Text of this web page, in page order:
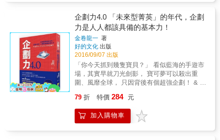
「製作圖示」了吧？ 如果你擔心自己沒「創
意」，大可放心。 其實圖解不需要「創意」，
只需要基本概念便可以製圖。 只要有一點基礎
概念就夠了，而且也可以利用小抄。 許多視覺
設計師、設計研究家與認知科學家多年來為我
們累積了眾多優秀作品，我們可以向他們借
鑑，大膽活用這些知識，對非專業設計師也很
有幫助。 「製作圖示」的技巧，不過就是活用
「基礎的設計知識」罷了。 如果你不是以成為
設計師為志業的話，有沒有創意與才能都不是
可。 本書會介紹世界各地的許多優秀範例，希
望你可以擷取它們的優點。 不過，在這之前，
如果你先了解圖解的基本概念，就能更有效率
頂尖廣告大師告訴你，寫文案不是靠靈感，而
是靠方法！ 掌握正確方法，就能寫出讓人忘都
忘不掉的洗腦金句， 從今天開始，跟絞盡腦汁
寫不出文案的你說再見！ ※附贈表達力祕方
MEMO，可以剪下來放在你的萬用手冊中，讓
你隨身攜帶、隨時可用！
心中的欲望，示範了內容生產者提出「細膩的
企劃」撫慰大眾的職責所在。本書作者對此提
出近身解讀，分享韓國影視逼近本質並提供滿
足──能讓人緊守60分鐘──的內容企劃力。 ▌
如何讀取不同世代的心理風景，反映出新的企
不想顯得太過迫切，韓娛先是提出「模擬結
婚」的想像（《我們結婚了》），再轉向滿足
「安全距離」下的曖昧帶來的真實滿足感
（《我耳邊的糖果》）。 以「生活觀察綜藝」
的」轉為追求「熟悉且缺乏的」，對此製作人
羅暎錫提出的解答是《一日三餐》。書中並呈
現羅PD坐鎮的企劃會議室如何進行腦力激盪，
企劃力4.0 「未來型菁英」的年代，企劃
力是人人都該具備的基本力！
金卷龍一 著
好的文化 出版
2016/09/07 出版
「你今天抓到幾隻寶貝？」 看似藍海的手遊市
場，其實早就刀光劍影， 寶可夢可以殺出重
圍、風靡全球， 只因背後有個超強企劃！ & 本
爆話題並趁勢執行？動員組織力量一起圓夢？
☆日本Amazon4.5顆星好評推薦 ◎所謂的企
劃，就是自己一個人做不到，必須借助組織力
79 折 特價 284 元
加入購物車